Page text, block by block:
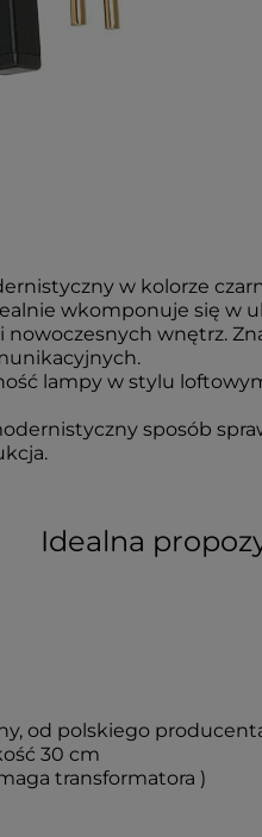
w kolorze
wkomponuje się w
wnętrz.
lampy w stylu
sposób
Idealna
od polskiego
30 cm
transformatora )